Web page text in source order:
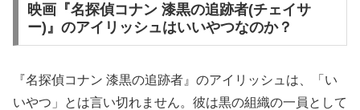
映画『名探偵コナン 漆黒の追跡者(チェイサ
ー)』のアイリッシュはいいやつなのか？
『名探偵コナン 漆黒の追跡者』のアイリッシュは、「い
いやつ」とは言い切れません。彼は黒の組織の一員として